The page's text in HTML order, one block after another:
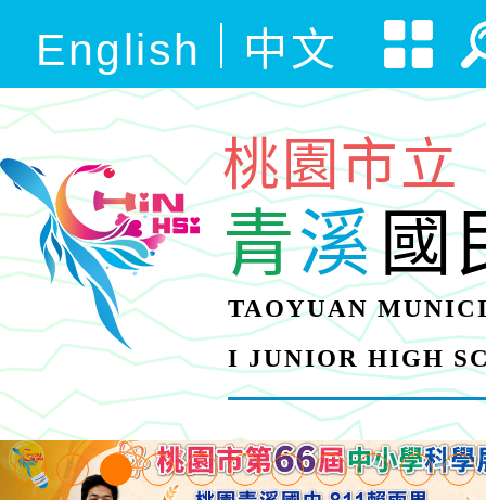
English 中文
桃園市立
青溪國
TAOYUAN
I JUNIOR HIGH